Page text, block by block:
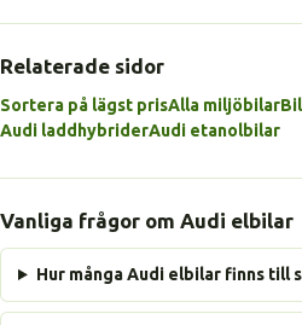
Relaterade sidor
Sortera på lägst prisAlla miljöbilar
Audi laddhybriderAudi etanolbilar
Vanliga frågor om Audi elbilar
Hur många Audi elbilar finns till